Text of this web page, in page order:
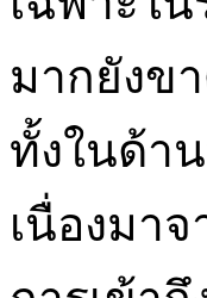
มากยังข
ทั้งในด้า
เนื่องมา